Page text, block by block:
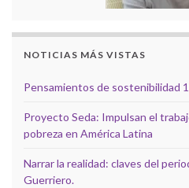
NOTICIAS MÁS VISTAS
Pensamientos de sostenibilidad
Proyecto Seda: Impulsan el
pobreza en América Latina
Narrar la realidad: claves del
Guerriero.